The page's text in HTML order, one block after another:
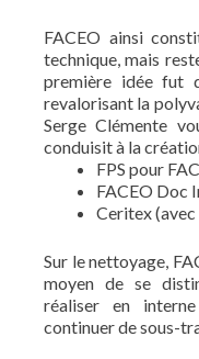
FACEO ainsi
technique, mais
première idée fut
revalorisant la
Serge Clémente
conduisit à la
FPS pour
FACEO Doc
Ceritex
Sur le nettoyage,
moyen de se
réaliser en
continuer de sous-